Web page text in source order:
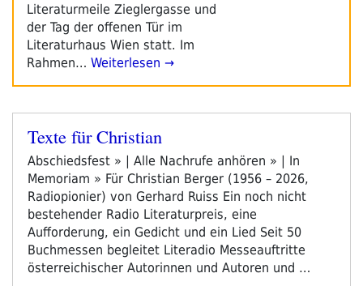
Literaturmeile Zieglergasse und
der Tag der offenen Tür im
Literaturhaus Wien statt. Im
Rahmen… Weiterlesen →
Veröffentlicht
am
Texte für Christian
Abschiedsfest » | Alle Nachrufe anhören » | In
Memoriam » Für Christian Berger (1956 – 2026,
Radiopionier) von Gerhard Ruiss Ein noch nicht
bestehender Radio Literaturpreis, eine
Aufforderung, ein Gedicht und ein Lied Seit 50
Buchmessen begleitet Literadio Messeauftritte
österreichischer Autorinnen und Autoren und …